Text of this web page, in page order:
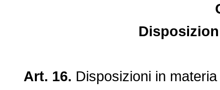
Art. 16. Disposizioni in